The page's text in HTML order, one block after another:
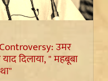
उमर
दिलाया, " महबूबा